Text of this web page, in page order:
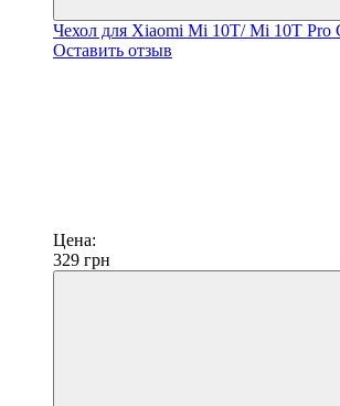
Чехол для Xiaomi Mi 10T/ Mi 10T Pro
Оставить отзыв
Цена:
329 грн